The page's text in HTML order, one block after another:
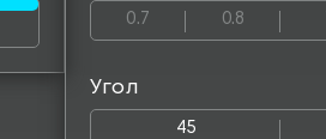
0.7 0.8
Угол
45